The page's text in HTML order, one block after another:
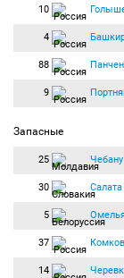
10
4
88
9
Запасные
25
30
5
37
14